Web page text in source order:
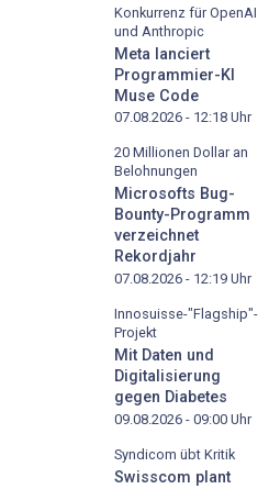
Konkurrenz für OpenAI
und Anthropic
Meta lanciert
Programmier-KI
Muse Code
07.08.2026 - 12:18 Uhr
20 Millionen Dollar an
Belohnungen
Microsofts Bug-
Bounty-Programm
verzeichnet
Rekordjahr
07.08.2026 - 12:19 Uhr
Innosuisse-"Flagship"-
Projekt
Mit Daten und
Digitalisierung
gegen Diabetes
09.08.2026 - 09:00 Uhr
Syndicom übt Kritik
Swisscom plant